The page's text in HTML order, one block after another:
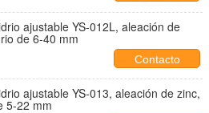
ajustable YS-012L, aleación de
de 6-40 mm
Contacto
ajustable YS-013, aleación de zinc,
5-22 mm